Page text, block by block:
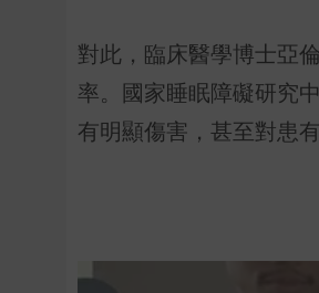
對此，臨床醫學博士亞
率。國家睡眠障礙研究
有明顯傷害，甚至對患